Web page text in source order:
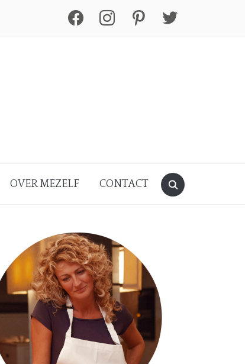
facebook instagram pinterest twitter
OVER MEZELF CONTACT